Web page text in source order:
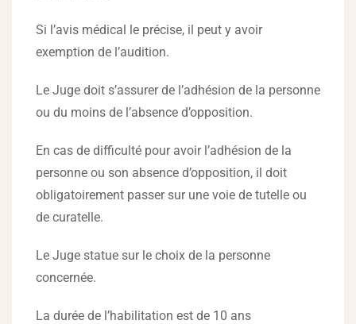
Si l’avis médical le précise, il peut y avoir
exemption de l’audition.
Le Juge doit s’assurer de l’adhésion de la personne
ou du moins de l’absence d’opposition.
En cas de difficulté pour avoir l’adhésion de la
personne ou son absence d’opposition, il doit
obligatoirement passer sur une voie de tutelle ou
de curatelle.
Le Juge statue sur le choix de la personne
concernée.
La durée de l’habilitation est de 10 ans